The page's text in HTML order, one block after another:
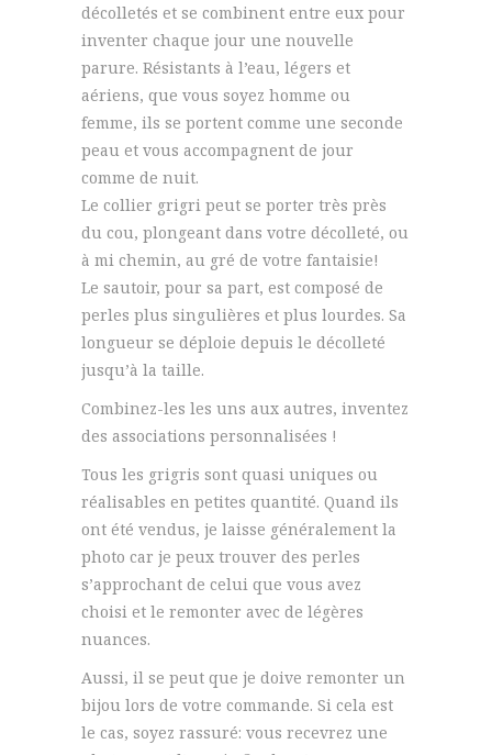
décolletés et se combinent entre eux pour
inventer chaque jour une nouvelle
parure. Résistants à l’eau, légers et
aériens, que vous soyez homme ou
femme, ils se portent comme une seconde
peau et vous accompagnent de jour
comme de nuit.
Le collier grigri peut se porter très près
du cou, plongeant dans votre décolleté, ou
à mi chemin, au gré de votre fantaisie!
Le sautoir, pour sa part, est composé de
perles plus singulières et plus lourdes. Sa
longueur se déploie depuis le décolleté
jusqu’à la taille.
Combinez-les les uns aux autres, inventez
des associations personnalisées !
Tous les grigris sont quasi uniques ou
réalisables en petites quantité. Quand ils
ont été vendus, je laisse généralement la
photo car je peux trouver des perles
s’approchant de celui que vous avez
choisi et le remonter avec de légères
nuances.
Aussi, il se peut que je doive remonter un
bijou lors de votre commande. Si cela est
le cas, soyez rassuré: vous recevrez une